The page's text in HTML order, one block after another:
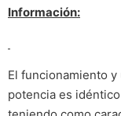
Información:
El funcionamiento
potencia es